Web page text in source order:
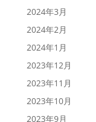
2024年3月
2024年2月
2024年1月
2023年12月
2023年11月
2023年10月
2023年9月